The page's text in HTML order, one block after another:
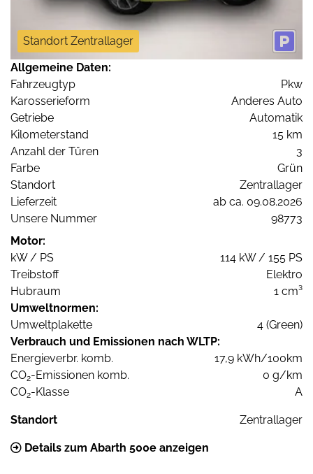
Standort Zentrallager
Allgemeine Daten:
Fahrzeugtyp
Pkw
Karosserieform
Anderes Auto
Getriebe
Automatik
Kilometerstand
15 km
Anzahl der Türen
3
Farbe
Grün
Standort
Zentrallager
Lieferzeit
ab ca. 09.08.2026
Unsere Nummer
98773
Motor:
kW / PS
114 kW / 155 PS
Treibstoff
Elektro
Hubraum
1 cm³
Umweltnormen:
Umweltplakette
4 (Green)
Verbrauch und Emissionen nach WLTP:
Energieverbr. komb.
17,9 kWh/100km
CO2-Emissionen komb.
0 g/km
CO2-Klasse A
Standort Zentrallager
Details zum Abarth 500e anzeigen